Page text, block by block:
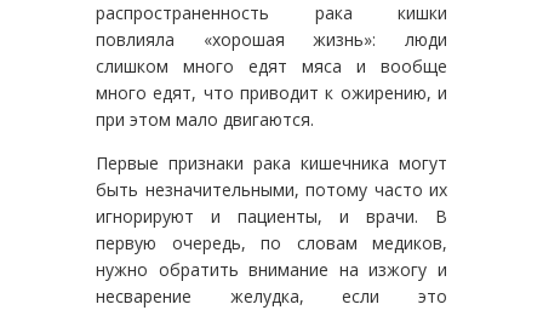
распространенность рака кишки
повлияла «хорошая жизнь»: люди
слишком много едят мяса и вообще
много едят, что приводит к ожирению, и
при этом мало двигаются.
Первые признаки рака кишечника могут
быть незначительными, потому часто их
игнорируют и пациенты, и врачи. В
первую очередь, по словам медиков,
нужно обратить внимание на изжогу и
несварение желудка, если это